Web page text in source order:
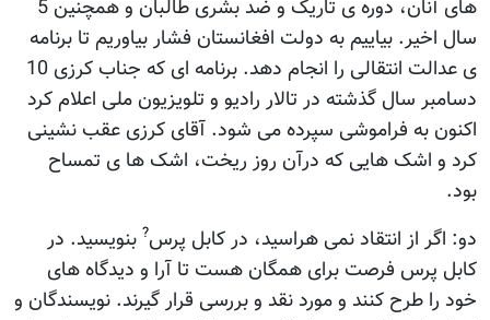
های آنان، دوره ی تاريک و ضد بشری طالبان و همچنين 5
سال اخير. بياييم به دولت افغانستان فشار بياوريم تا برنامه
ی عدالت انتقالی را انجام دهد. برنامه ای که جناب کرزی 10
دسامبر سال گذشته در تالار راديو و تلويزيون ملی اعلام کرد
اکنون به فراموشی سپرده می شود. آقای کرزی عقب نشينی
کرد و اشک هايی که درآن روز ريخت، اشک ها ی تمساح
بود.
دو: اگر از انتقاد نمی هراسيد، در کابل پرس? بنويسيد. در
کابل پرس فرصت برای همگان هست تا آرا و ديدگاه های
خود را طرح کنند و مورد نقد و بررسی قرار گيرند. نويسندگان و